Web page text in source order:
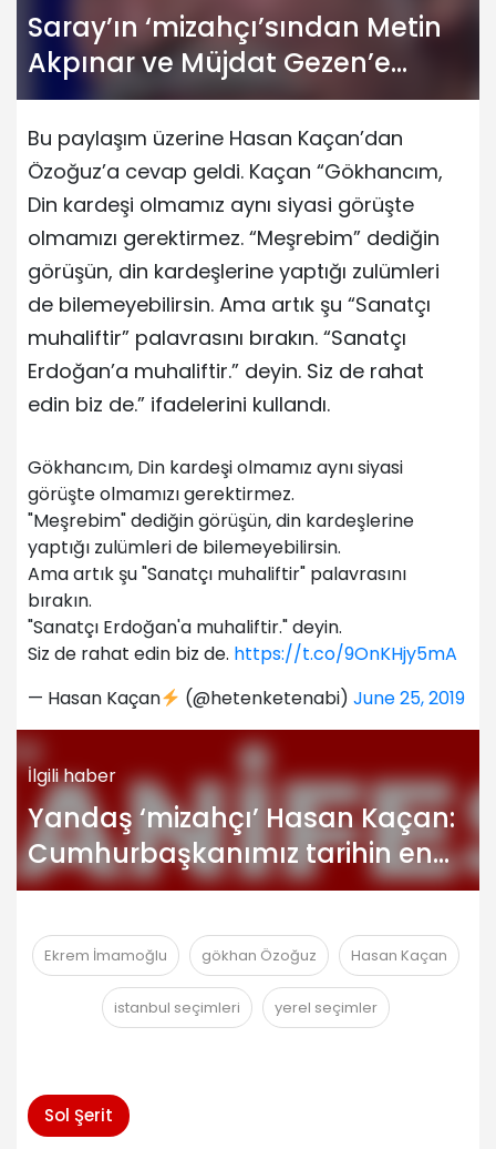
Saray’ın ‘mizahçı’sından Metin
Akpınar ve Müjdat Gezen’e
hakaret: Buruşuk beyaz kıçlılar…
Bu paylaşım üzerine Hasan Kaçan’dan
Özoğuz’a cevap geldi. Kaçan “Gökhancım,
Din kardeşi olmamız aynı siyasi görüşte
olmamızı gerektirmez. “Meşrebim” dediğin
görüşün, din kardeşlerine yaptığı zulümleri
de bilemeyebilirsin. Ama artık şu “Sanatçı
muhaliftir” palavrasını bırakın. “Sanatçı
Erdoğan’a muhaliftir.” deyin. Siz de rahat
edin biz de.” ifadelerini kullandı.
Gökhancım, Din kardeşi olmamız aynı siyasi
görüşte olmamızı gerektirmez.
"Meşrebim" dediğin görüşün, din kardeşlerine
yaptığı zulümleri de bilemeyebilirsin.
Ama artık şu "Sanatçı muhaliftir" palavrasını
bırakın.
"Sanatçı Erdoğan'a muhaliftir." deyin.
Siz de rahat edin biz de. https://t.co/9OnKHjy5mA
— Hasan Kaçan
(@hetenketenabi)June 25, 2019
İlgili haber
Yandaş ‘mizahçı’ Hasan Kaçan:
Cumhurbaşkanımız tarihin en
büyük liderlerinden biri, hakaret
Ekrem İmamoğlu gökhan Özoğuz Hasan Kaçan
istanbul seçimleri yerel seçimler
Sol Şerit